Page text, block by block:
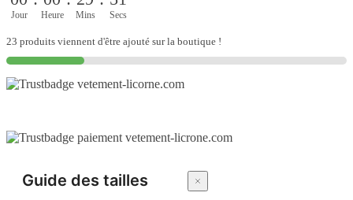
femmes
noir
Jour Heure Mins Secs
23 produits viennent d'être ajouté sur la boutique !
Guide des tailles